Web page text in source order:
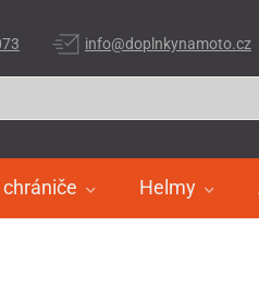
Helmy
info@doplnkynamoto.cz